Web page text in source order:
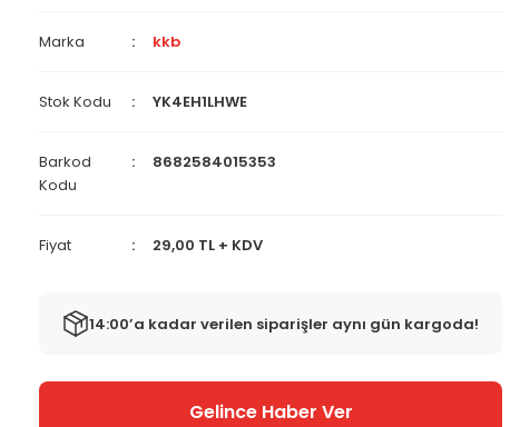
Marka kkb
Stok Kodu YK4EH1LHWE
Barkod
Kodu
8682584015353
Fiyat 29,00 TL + KDV
14:00’a kadar verilen siparişler aynı gün kargoda!
Gelince Haber Ver